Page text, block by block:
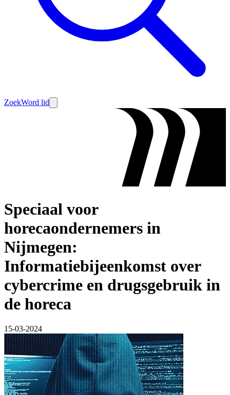
ZoekWord lid
Speciaal voor
horecaondernemers in
Nijmegen:
Informatiebijeenkomst over
cybercrime en drugsgebruik in
de horeca
15-03-2024